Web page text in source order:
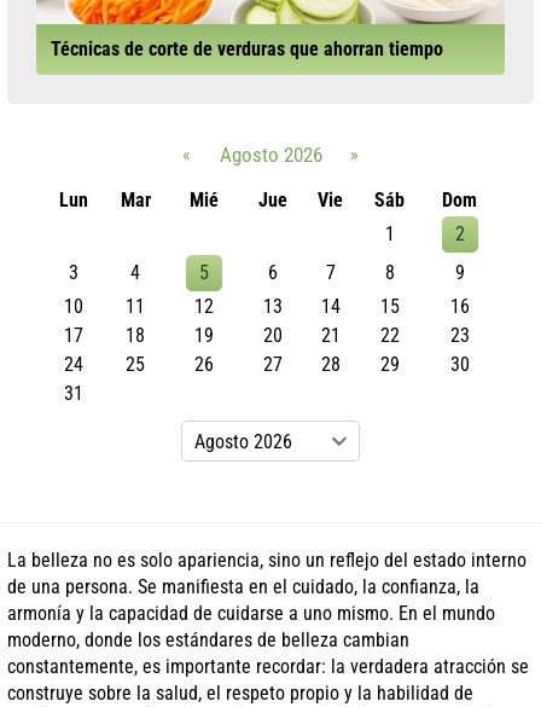
Técnicas de corte de verduras que ahorran tiempo
« Agosto 2026
»
Lun
Mar Mié Jue Vie Sáb
Dom
1
2
3
4 5 6 7 8
9
10
11 12 13 14 15
16
17
18 19 20 21 22
23
24
25 26 27 28 29
30
31
La belleza no es solo apariencia, sino un reflejo del estado interno
de una persona. Se manifiesta en el cuidado, la confianza, la
armonía y la capacidad de cuidarse a uno mismo. En el mundo
moderno, donde los estándares de belleza cambian
constantemente, es importante recordar: la verdadera atracción se
construye sobre la salud, el respeto propio y la habilidad de